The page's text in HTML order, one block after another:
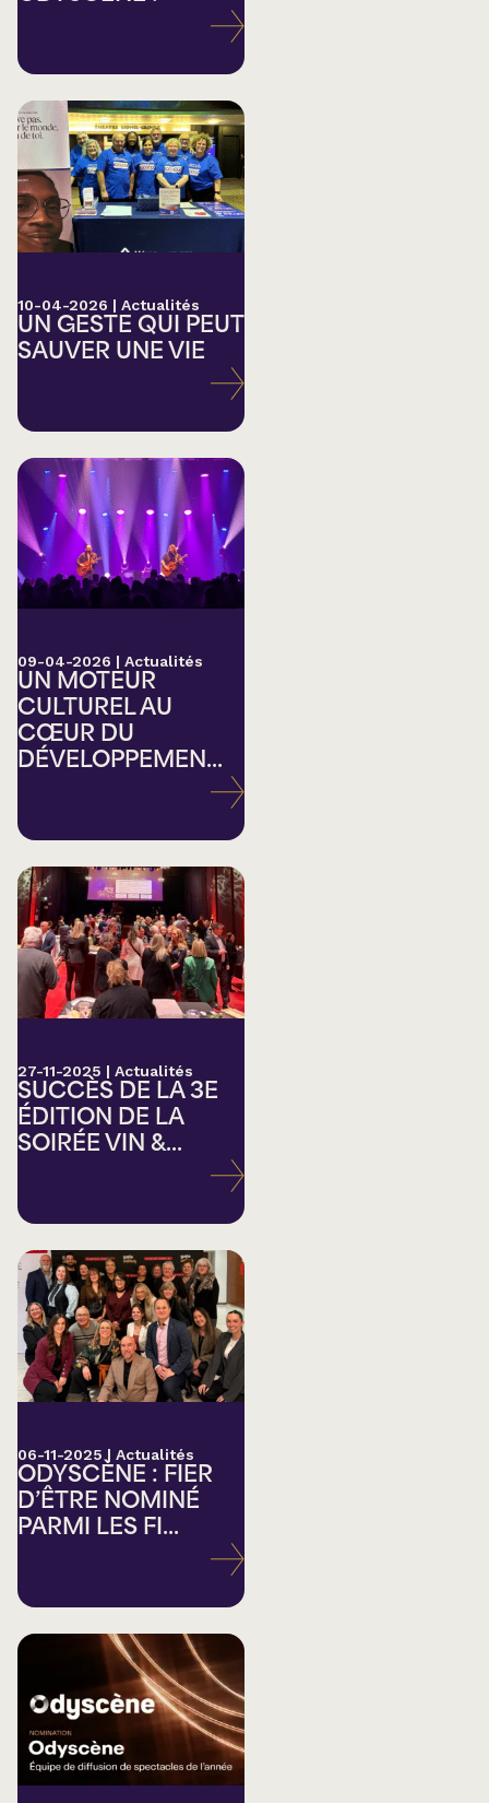
10-04-2026 | Actualités
UN GESTE QUI PEUT
SAUVER UNE VIE
09-04-2026 | Actualités
UN MOTEUR
CULTUREL AU
CŒUR DU
DÉVELOPPEMEN...
27-11-2025 | Actualités
SUCCÈS DE LA 3E
ÉDITION DE LA
SOIRÉE VIN &...
06-11-2025 | Actualités
ODYSCÈNE : FIER
D’ÊTRE NOMINÉ
PARMI LES FI...